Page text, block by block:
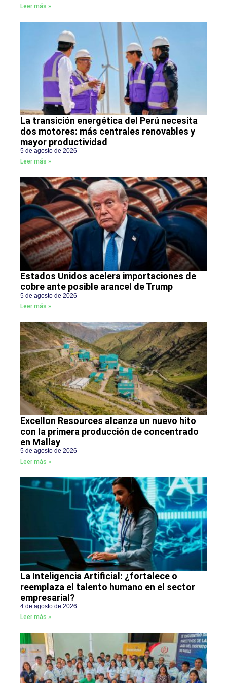
Leer más »
La transición energética del Perú necesita
dos motores: más centrales renovables y
mayor productividad
5 de agosto de 2026
Leer más »
Estados Unidos acelera importaciones de
cobre ante posible arancel de Trump
5 de agosto de 2026
Leer más »
Excellon Resources alcanza un nuevo hito
con la primera producción de concentrado
en Mallay
5 de agosto de 2026
Leer más »
La Inteligencia Artificial: ¿fortalece o
reemplaza el talento humano en el sector
empresarial?
4 de agosto de 2026
Leer más »